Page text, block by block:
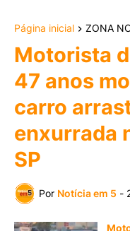
Página inicial ZONA
Motorista
47 anos
carro
enxurrada
SP
Por Notícia em 5 -